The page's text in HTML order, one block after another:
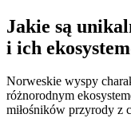
Jakie są
i ich
Norweskie wyspy
różnorodnym
miłośników przyrody z